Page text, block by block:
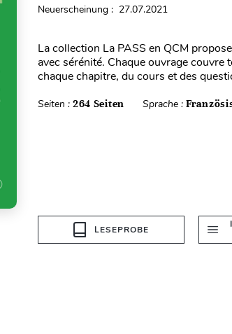
Neuerscheinung : 27.07.2021
La collection La PASS en QCM
avec sérénité. Chaque ouvrage couvre
chaque chapitre, du cours et des
Seiten : 264 Seiten Sprache :
LESEPROBE